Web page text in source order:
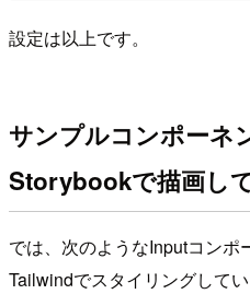
設定は以上です。
サンプルコンポーネ
Storybookで描画し
では、次のようなInputコンポ
Tailwindでスタイリングしてい